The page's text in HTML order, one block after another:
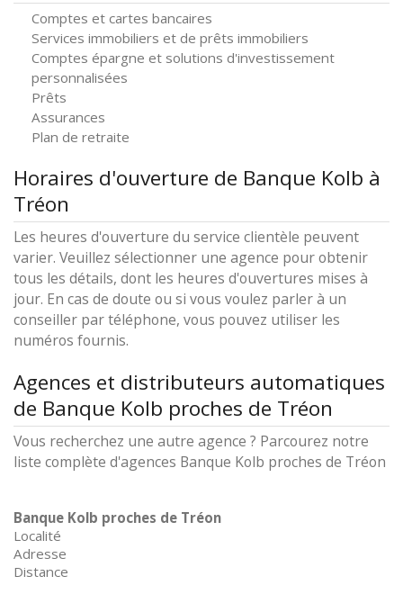
Comptes et cartes bancaires
Services immobiliers et de prêts immobiliers
Comptes épargne et solutions d'investissement
personnalisées
Prêts
Assurances
Plan de retraite
Horaires d'ouverture de Banque Kolb à
Tréon
Les heures d'ouverture du service clientèle peuvent
varier. Veuillez sélectionner une agence pour obtenir
tous les détails, dont les heures d'ouvertures mises à
jour. En cas de doute ou si vous voulez parler à un
conseiller par téléphone, vous pouvez utiliser les
numéros fournis.
Agences et distributeurs automatiques
de Banque Kolb proches de Tréon
Vous recherchez une autre agence ? Parcourez notre
liste complète d'agences Banque Kolb proches de Tréon
Banque Kolb proches de Tréon
Localité
Adresse
Distance